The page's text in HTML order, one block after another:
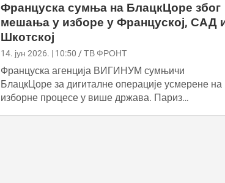
Француска сумња на БлацкЦоре због
мешања у изборе у Француској, САД
Шкотској
14. јун 2026. | 10:50 ТВ ФРОНТ
Француска агенција ВИГИНУМ сумњичи
БлацкЦоре за дигиталне операције усмерене на
изборне процесе у више држава. Париз…